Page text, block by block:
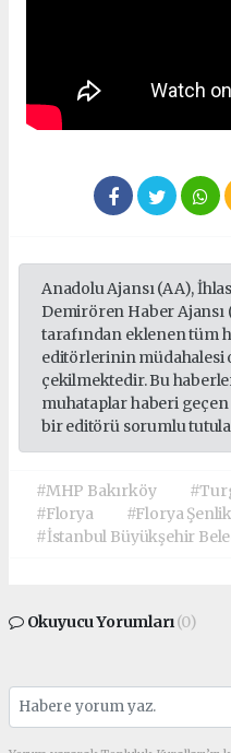
Anadolu Ajansı (AA),
Demirören Haber Ajansı
tarafından eklenen tüm
editörlerinin müdahalesi
çekilmektedir. Bu
muhataplar haberi
bir editörü sorumlu
#MHP Bakırköy
#Florya
#Florya
#İstanbul Büyükşehir
Okuyucu Yorumları(0)